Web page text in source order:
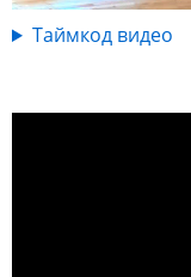
Таймкод видео